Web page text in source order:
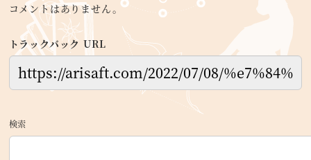
コメントはありません。
トラックバック URL
検索